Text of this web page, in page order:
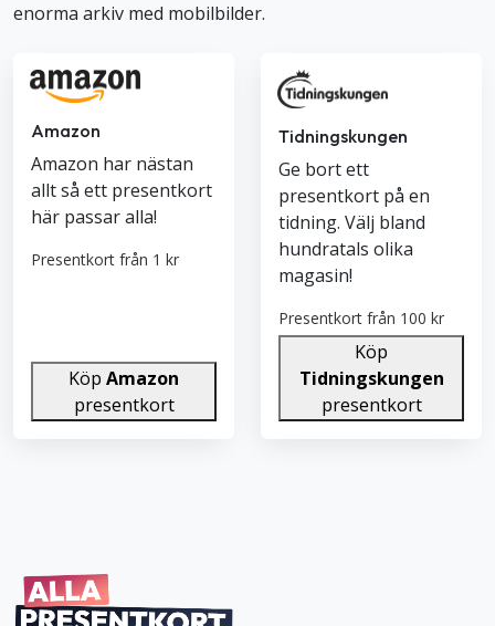
enorma arkiv med mobilbilder.
Amazon
Amazon har nästan
allt så ett presentkort
här passar alla!
Presentkort från 1 kr
Köp Amazon
presentkort
Tidningskungen
Ge bort ett
presentkort på en
tidning. Välj bland
hundratals olika
magasin!
Presentkort från 100 kr
Köp
Tidningskungen
presentkort